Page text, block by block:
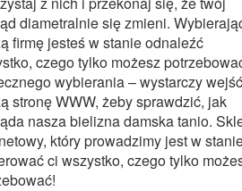
diametralnie się zmieni.
firmę jesteś w stanie odnaleźć
czego tylko możesz
wybierania – wystarczy
stronę WWW, żeby sprawdzić, jak
nasza bielizna damska tanio.
który prowadzimy jest w
ci wszystko, czego tylko